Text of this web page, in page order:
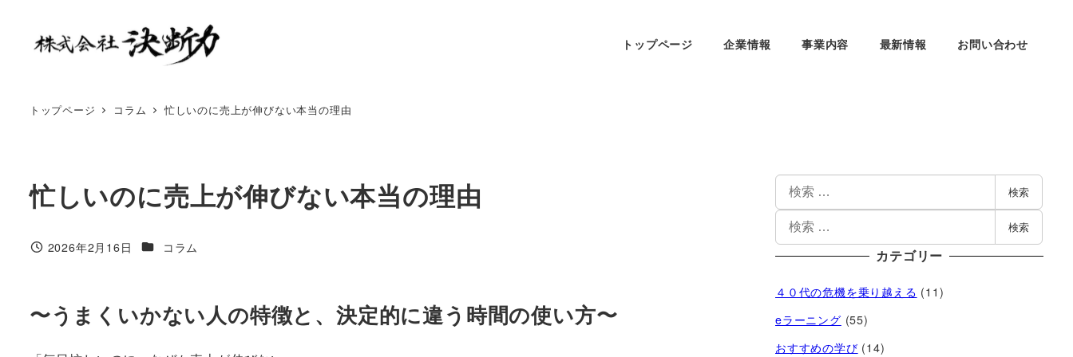
トップページ 企業情報 事業内容 最新情報 お問い合わせ
トップページ コラム 忙しいのに売上が伸びない本当の理由
忙しいのに売上が伸びない本当の理由
2026年2月16日 コラム
〜うまくいかない人の特徴と、決定的に違う時間の使い方〜
検索
検索
カテゴリー
４０代の危機を乗り越える (11)
eラーニング (55)
おすすめの学び (14)